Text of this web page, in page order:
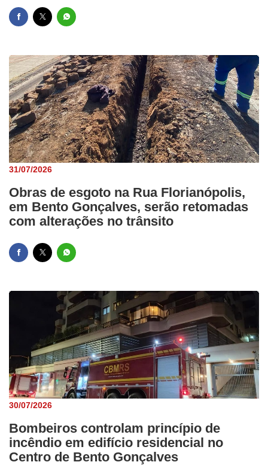
31/07/2026
Obras de esgoto na Rua Florianópolis,
em Bento Gonçalves, serão retomadas
com alterações no trânsito
30/07/2026
Bombeiros controlam princípio de
incêndio em edifício residencial no
Centro de Bento Gonçalves